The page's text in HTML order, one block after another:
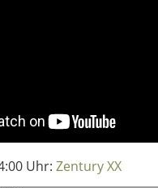
Uhr: Zentury XX